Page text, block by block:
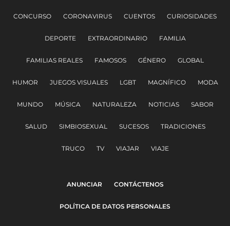
CONCURSO CORONAVIRUS CUENTOS CURIOSIDADES
DEPORTE EXTRAORDINARIO FAMILIA
FAMILIAS REALES FAMOSOS GÉNERO GLOBAL
HUMOR JUEGOS VISUALES LGBT MAGNÍFICO MODA
MUNDO MÚSICA NATURALEZA NOTICIAS SABOR
SALUD SIMBIOSEXUAL SUCESOS TRADICIONES
TRUCO TV VIAJAR VIAJE
ANUNCIAR CONTÁCTENOS
POLÍTICA DE DATOS PERSONALES